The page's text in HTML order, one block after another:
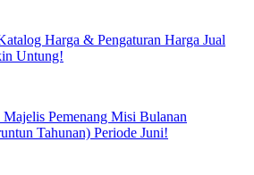
Harga & Pengaturan Harga Jual
Untung!
Majelis Pemenang Misi Bulanan
Tahunan) Periode Juni!